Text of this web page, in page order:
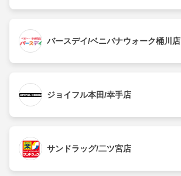
バースデイ/ベニバナウォーク桶川店
ジョイフル本田/幸手店
サンドラッグ/二ツ宮店